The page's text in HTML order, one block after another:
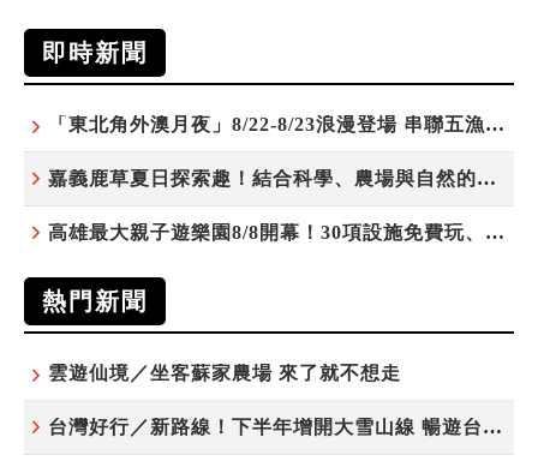
即時新聞
「東北角外澳月夜」8/22-8/23浪漫登場 串聯五漁村、音樂、市集、火舞與慢旅共度夏夜
嘉義鹿草夏日探索趣！結合科學、農場與自然的親子小旅行
高雄最大親子遊樂園8/8開幕！30項設施免費玩、YOYO家族嗨翻暑假
熱門新聞
雲遊仙境／坐客蘇家農場 來了就不想走
台灣好行／新路線！下半年增開大雪山線 暢遊台中更便利